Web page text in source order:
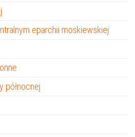
eparchii moskiewskiej
północnej